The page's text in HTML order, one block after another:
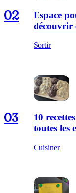
02
Espace
découvrir
Sortir
03
10
toutes les
Cuisiner